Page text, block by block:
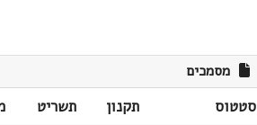
מסמכים
סטטוס תקנון תשריט